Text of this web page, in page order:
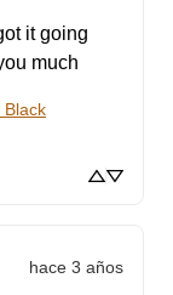
it going
much
Black
hace 3 años